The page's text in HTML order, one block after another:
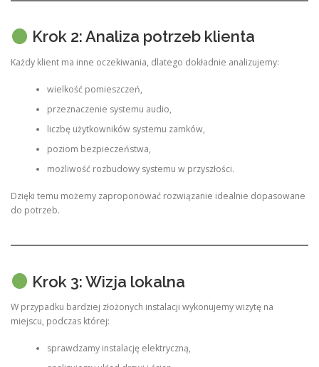
Krok 2: Analiza potrzeb klienta
Każdy klient ma inne oczekiwania, dlatego dokładnie analizujemy:
wielkość pomieszczeń,
przeznaczenie systemu audio,
liczbę użytkowników systemu zamków,
poziom bezpieczeństwa,
możliwość rozbudowy systemu w przyszłości.
Dzięki temu możemy zaproponować rozwiązanie idealnie dopasowane
do potrzeb.
Krok 3: Wizja lokalna
W przypadku bardziej złożonych instalacji wykonujemy wizytę na
miejscu, podczas której:
sprawdzamy instalację elektryczną,